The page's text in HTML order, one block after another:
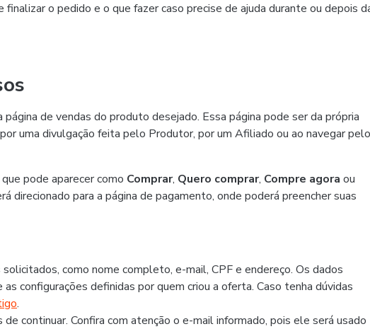
o pedido e o que fazer caso precise de ajuda durante ou depois
de vendas do produto desejado. Essa página pode ser da própria
uma divulgação feita pelo Produtor, por um Afiliado ou ao navegar pelo
pode aparecer como Comprar, Quero comprar, Compre agora ou
direcionado para a página de pagamento, onde poderá preencher suas
como nome completo, e-mail, CPF e endereço. Os dados
configurações definidas por quem criou a oferta. Caso tenha dúvidas
.
continuar. Confira com atenção o e-mail informado, pois ele será usado